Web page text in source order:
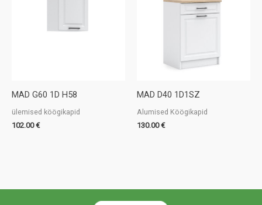
MAD G60 1D H58
ülemised köögikapid
102.00€
MAD D40 1D1SZ
Alumised Köögikapid
130.00€